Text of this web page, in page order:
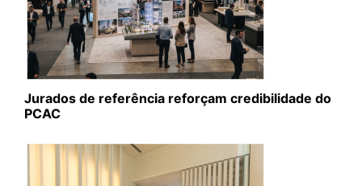
Jurados de referência reforçam credibilidade do
PCAC